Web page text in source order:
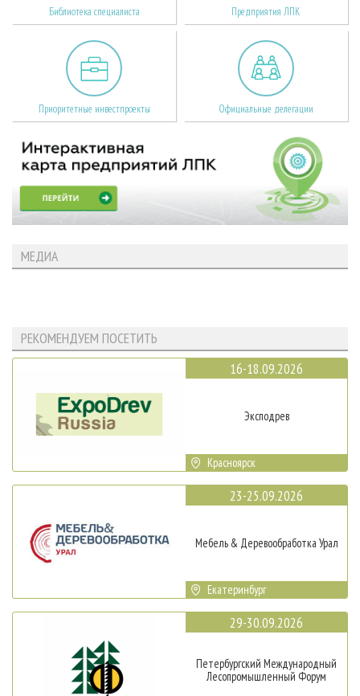
Библиотека специалиста Предприятия ЛПК
Приоритетные инвестпроекты Официальные делегации
МЕДИА
РЕКОМЕНДУЕМ ПОСЕТИТЬ
16-18.09.2026
Эксподрев
Красноярск
23-25.09.2026
Мебель & Деревообработка Урал
Екатеринбург
29-30.09.2026
Петербургский Международный
Лесопромышленный Форум